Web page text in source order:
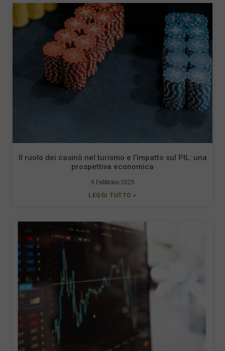
Il ruolo dei casinò nel turismo e l’impatto sul PIL: una
prospettiva economica
5 Febbraio 2025
LEGGI TUTTO »